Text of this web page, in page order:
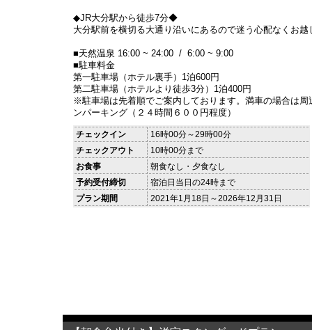
◆JR大分駅から徒歩7分◆
大分駅前を横切る大通り沿いにあるので迷う心配なくお越
■天然温泉 16:00 ~ 24:00 / 6:00 ~ 9:00
■駐車料金
第一駐車場（ホテル裏手）1泊600円
第二駐車場（ホテルより徒歩3分）1泊400円
※駐車場は先着順でご案内しております。満車の場合は周
ンパーキング（２４時間６００円程度）
チェックイン
16時00分～29時00分
チェックアウト
10時00分まで
お食事
朝食なし・夕食なし
予約受付締切
宿泊日当日の24時まで
プラン期間
2021年1月18日～2026年12月31日